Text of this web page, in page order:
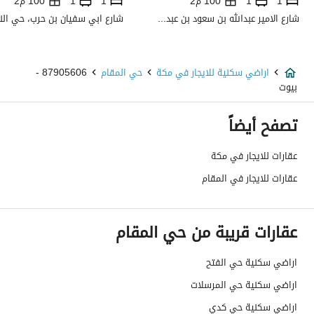
استخدام العقار
-
السعر
104316
المساحة
خدمات العقار
كهرباء نعم
تفاصيل اضافية
عمر العقار
شارع الامير عبدالله بن سعود بن عبدالله صنيتان ال سعود، حي الياسمين، شمال الرياض، الرياض
اراضي سكنية للايجار في مكة حي المقام 87905606 -
بيوت
تصفح أيضاً
عقارات للايجار في مكة
عقارات للايجار في المقام
عقارات قريبة من حي المقام
اراضي سكنية حي الفتح
اراضي سكنية حي المرسلات
اراضي سكنية حي كدي